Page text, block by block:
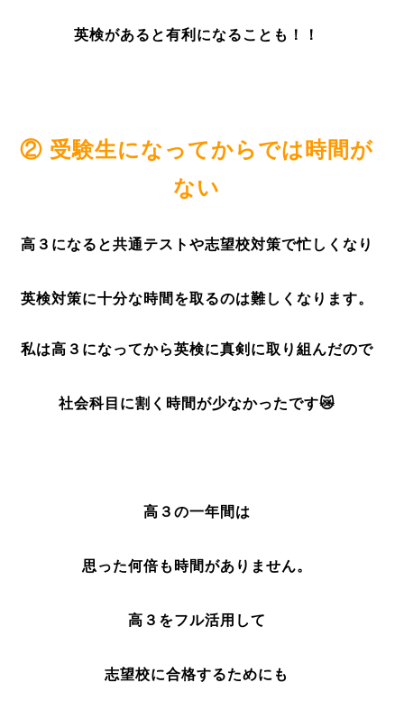
英検があると有利になることも！！
② 受験生になってからでは時間が
ない
高 ３ になると共通テストや志望校対策で忙しくなり
英検対策に十分な時間を取るのは難しくなります。
私は高 ３ になってから英検に真剣に取り組んだので
社会科目に割く時間が少なかったです😿
高３の一年間は
思った何倍も時間がありません。
高３をフル活用して
志望校に合格するためにも